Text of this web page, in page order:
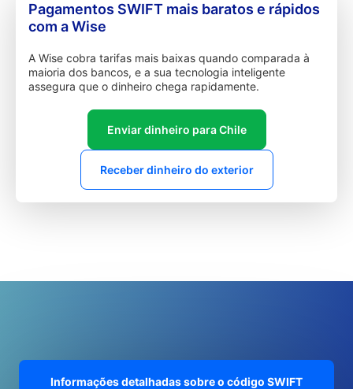
Pagamentos SWIFT mais baratos e rápidos
com a Wise
A Wise cobra tarifas mais baixas quando comparada à
maioria dos bancos, e a sua tecnologia inteligente
assegura que o dinheiro chega rapidamente.
Enviar dinheiro para Chile
Receber dinheiro do exterior
Informações detalhadas sobre o código SWIFT